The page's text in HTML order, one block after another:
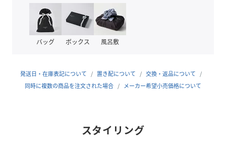
数々のブランドのニットを手掛けている男女二人のニットデ
ザイナーが2012Spring/Summerに立ち上げる。天然素材
を中心としてニットアイテムを展開。
東京ニュージュネレーションと言われる東京ブランドを数多
でユニセックスで展開し、ハンドメイドもこなすニット専門
ブランド。
日本製
バッグ ボックス 風呂敷
発送日・在庫表記について 置き配について
交換・返品について
同時に複数の商品を注文された場合
メーカー希望小売価格について
スタイリング